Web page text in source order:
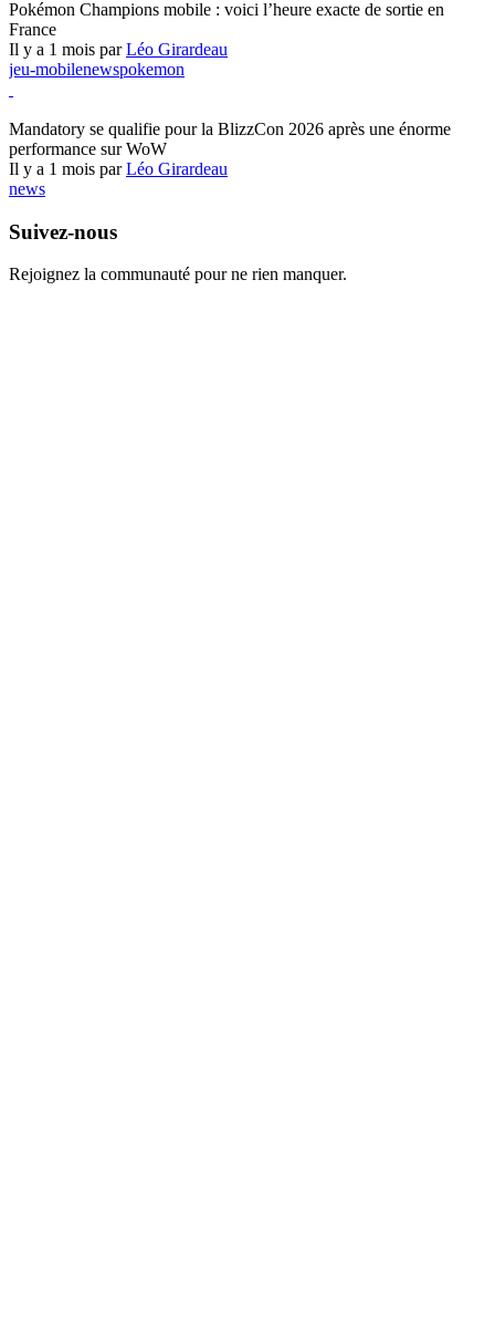
Pokémon Champions mobile : voici l’heure exacte de sortie en
France
Il y a 1 mois parLéo Girardeau
jeu-mobilenewspokemon
Mandatory se qualifie pour la BlizzCon 2026 après une énorme
performance sur WoW
Il y a 1 mois parLéo Girardeau
news
Suivez-nous
Rejoignez la communauté pour ne rien manquer.